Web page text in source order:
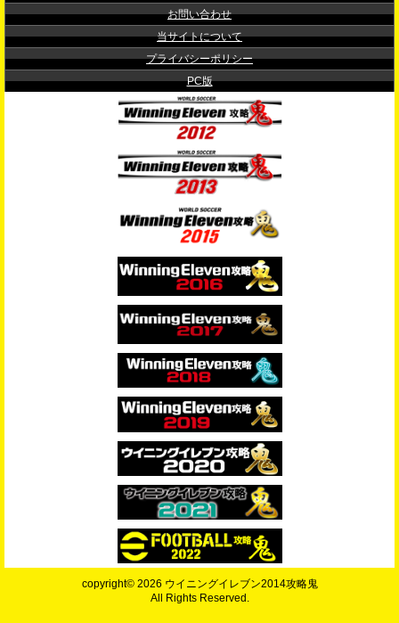
お問い合わせ
当サイトについて
プライバシーポリシー
PC版
copyright© 2026 ウイニングイレブン2014攻略鬼
All Rights Reserved.